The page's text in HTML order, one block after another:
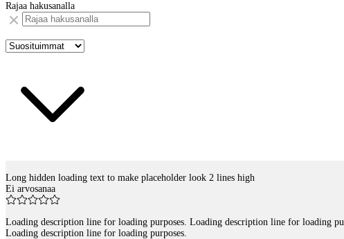
Rajaa hakusanalla
Tuotelistaus
Long hidden loading text to make placeholder look 2 lines high
Ei arvosanaa
Loading description line for loading purposes. Loading description line for loading
Loading description line for loading purposes.